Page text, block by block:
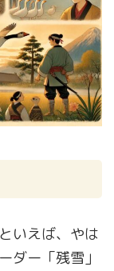
いえば、やは
ダー「残雪」